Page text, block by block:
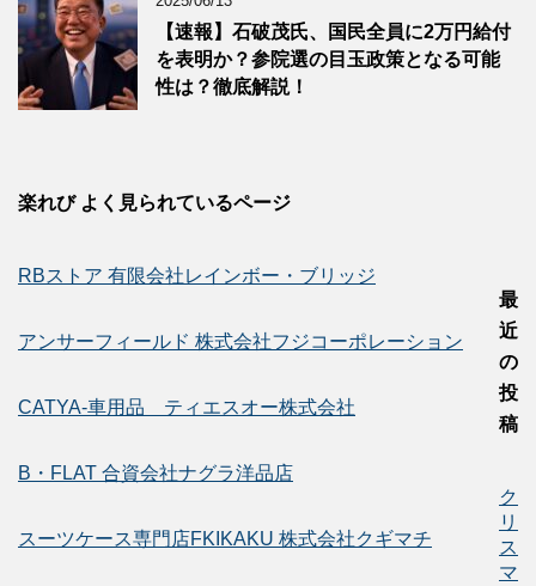
【速報】石破茂氏、国民全員に2万円給付
を表明か？参院選の目玉政策となる可能
性は？徹底解説！
楽れび よく見られているページ
RBストア 有限会社レインボー・ブリッジ
アンサーフィールド 株式会社フジコーポレーション
CATYA-車用品 ティエスオー株式会社
B・FLAT 合資会社ナグラ洋品店
スーツケース専門店FKIKAKU 株式会社クギマチ
最
近
の
投
稿
ク
リ
ス
マ